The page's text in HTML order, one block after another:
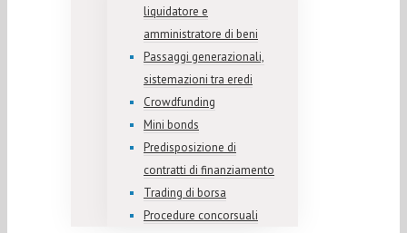
liquidatore e
amministratore di beni
Passaggi generazionali,
sistemazioni tra eredi
Crowdfunding
Mini bonds
Predisposizione di
contratti di finanziamento
Trading di borsa
Procedure concorsuali